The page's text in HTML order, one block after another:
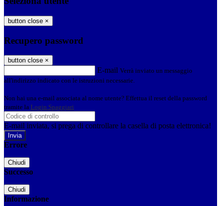
button close ×
Recupero password
button close ×
E-mail Verrà inviato un messaggio
all'indirizzo indicato con le istruzioni necessarie.
Non hai una e-mail associata al nome utente? Effettua il reset della password
tramite la Login Spaggiari
E-mail inviata, si prega di controllare la casella di posta elettronica!
Errore
Chiudi
Successo
Chiudi
Informazione